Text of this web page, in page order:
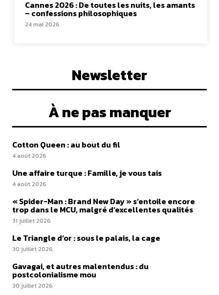
Cannes 2026 : De toutes les nuits, les amants
– confessions philosophiques
24 mai 2026
Newsletter
À ne pas manquer
Cotton Queen : au bout du fil
4 août 2026
Une affaire turque : Famille, je vous tais
4 août 2026
« Spider-Man : Brand New Day » s’entoile encore
trop dans le MCU, malgré d’excellentes qualités
31 juillet 2026
Le Triangle d’or : sous le palais, la cage
30 juillet 2026
Gavagai, et autres malentendus : du
postcolonialisme mou
30 juillet 2026